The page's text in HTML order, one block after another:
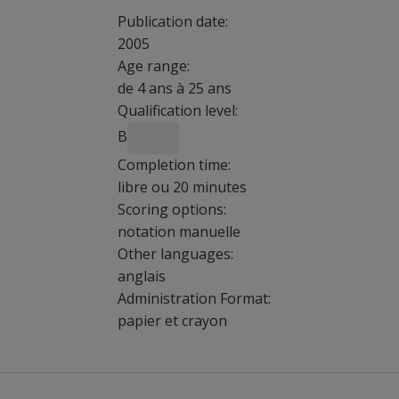
Publication date:
2005
Age range:
de 4 ans à 25 ans
Qualification level:
B
Completion time:
libre ou 20 minutes
Scoring options:
notation manuelle
Other languages:
anglais
Administration Format:
papier et crayon